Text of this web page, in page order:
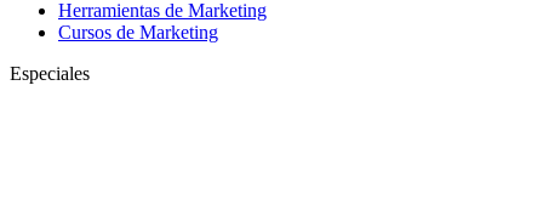
Herramientas de Marketing
Cursos de Marketing
Especiales